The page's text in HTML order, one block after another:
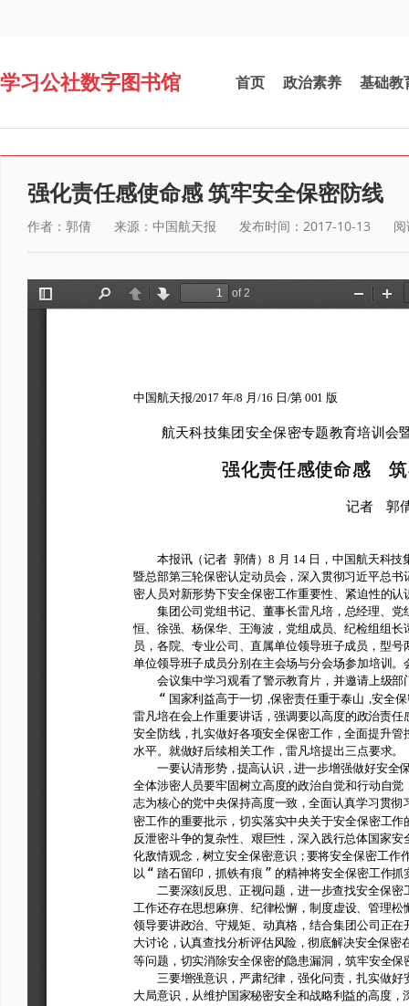
学习公社数字图书馆 首页 政治素养 基础教
强化责任感使命感 筑牢安全保密防线
作者：郭倩 来源：中国航天报 发布时间：2017-10-13